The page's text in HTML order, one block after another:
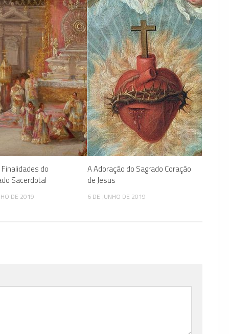
do
Sacerdotal
DE 2019
A Adoração do Sagrado Coração
de Jesus
6 DE JUNHO DE 2019